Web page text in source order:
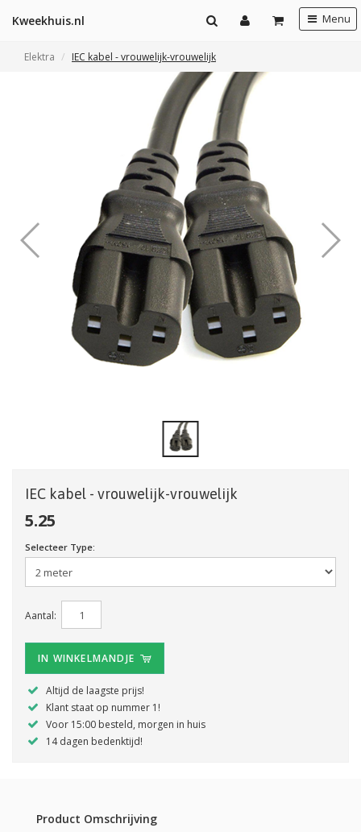
Kweekhuis.nl Menu
Elektra IEC kabel - vrouwelijk-vrouwelijk
IEC kabel - vrouwelijk-vrouwelijk
5.25
Selecteer Type:
Aantal:
IN WINKELMANDJE
Altijd de laagste prijs!
Klant staat op nummer 1!
Voor 15:00 besteld, morgen in huis
14 dagen bedenktijd!
Product Omschrijving